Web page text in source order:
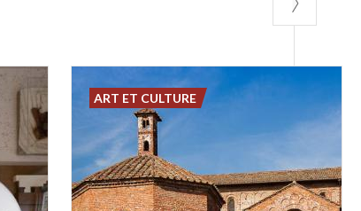
ART ET CULTURE